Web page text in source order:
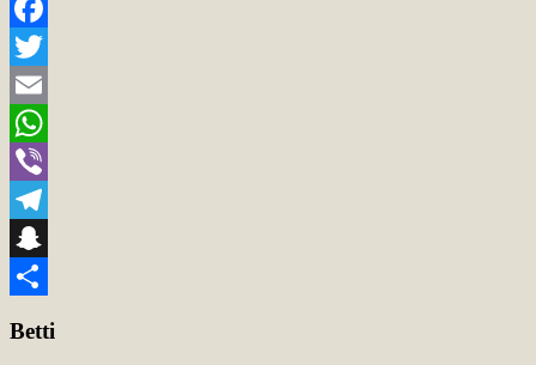
Facebook
Twitter
Email
WhatsApp
Viber
Telegram
Snapchat
Betti